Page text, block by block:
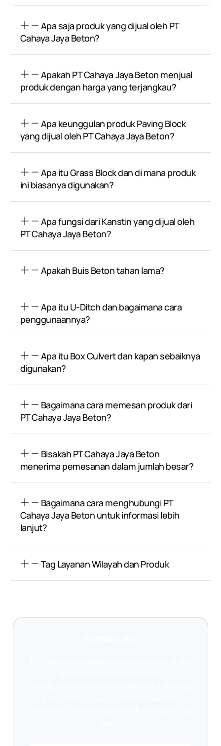
Apa saja produk yang dijual oleh PT
Cahaya Jaya Beton?
Apakah PT Cahaya Jaya Beton menjual
produk dengan harga yang terjangkau?
Apa keunggulan produk Paving Block
yang dijual oleh PT Cahaya Jaya Beton?
Apa itu Grass Block dan di mana produk
ini biasanya digunakan?
Apa fungsi dari Kanstin yang dijual oleh
PT Cahaya Jaya Beton?
Apakah Buis Beton tahan lama?
Apa itu U-Ditch dan bagaimana cara
penggunaannya?
Apa itu Box Culvert dan kapan sebaiknya
digunakan?
Bagaimana cara memesan produk dari
PT Cahaya Jaya Beton?
Bisakah PT Cahaya Jaya Beton
menerima pemesanan dalam jumlah besar?
Bagaimana cara menghubungi PT
Cahaya Jaya Beton untuk informasi lebih
lanjut?
Tag Layanan Wilayah dan Produk